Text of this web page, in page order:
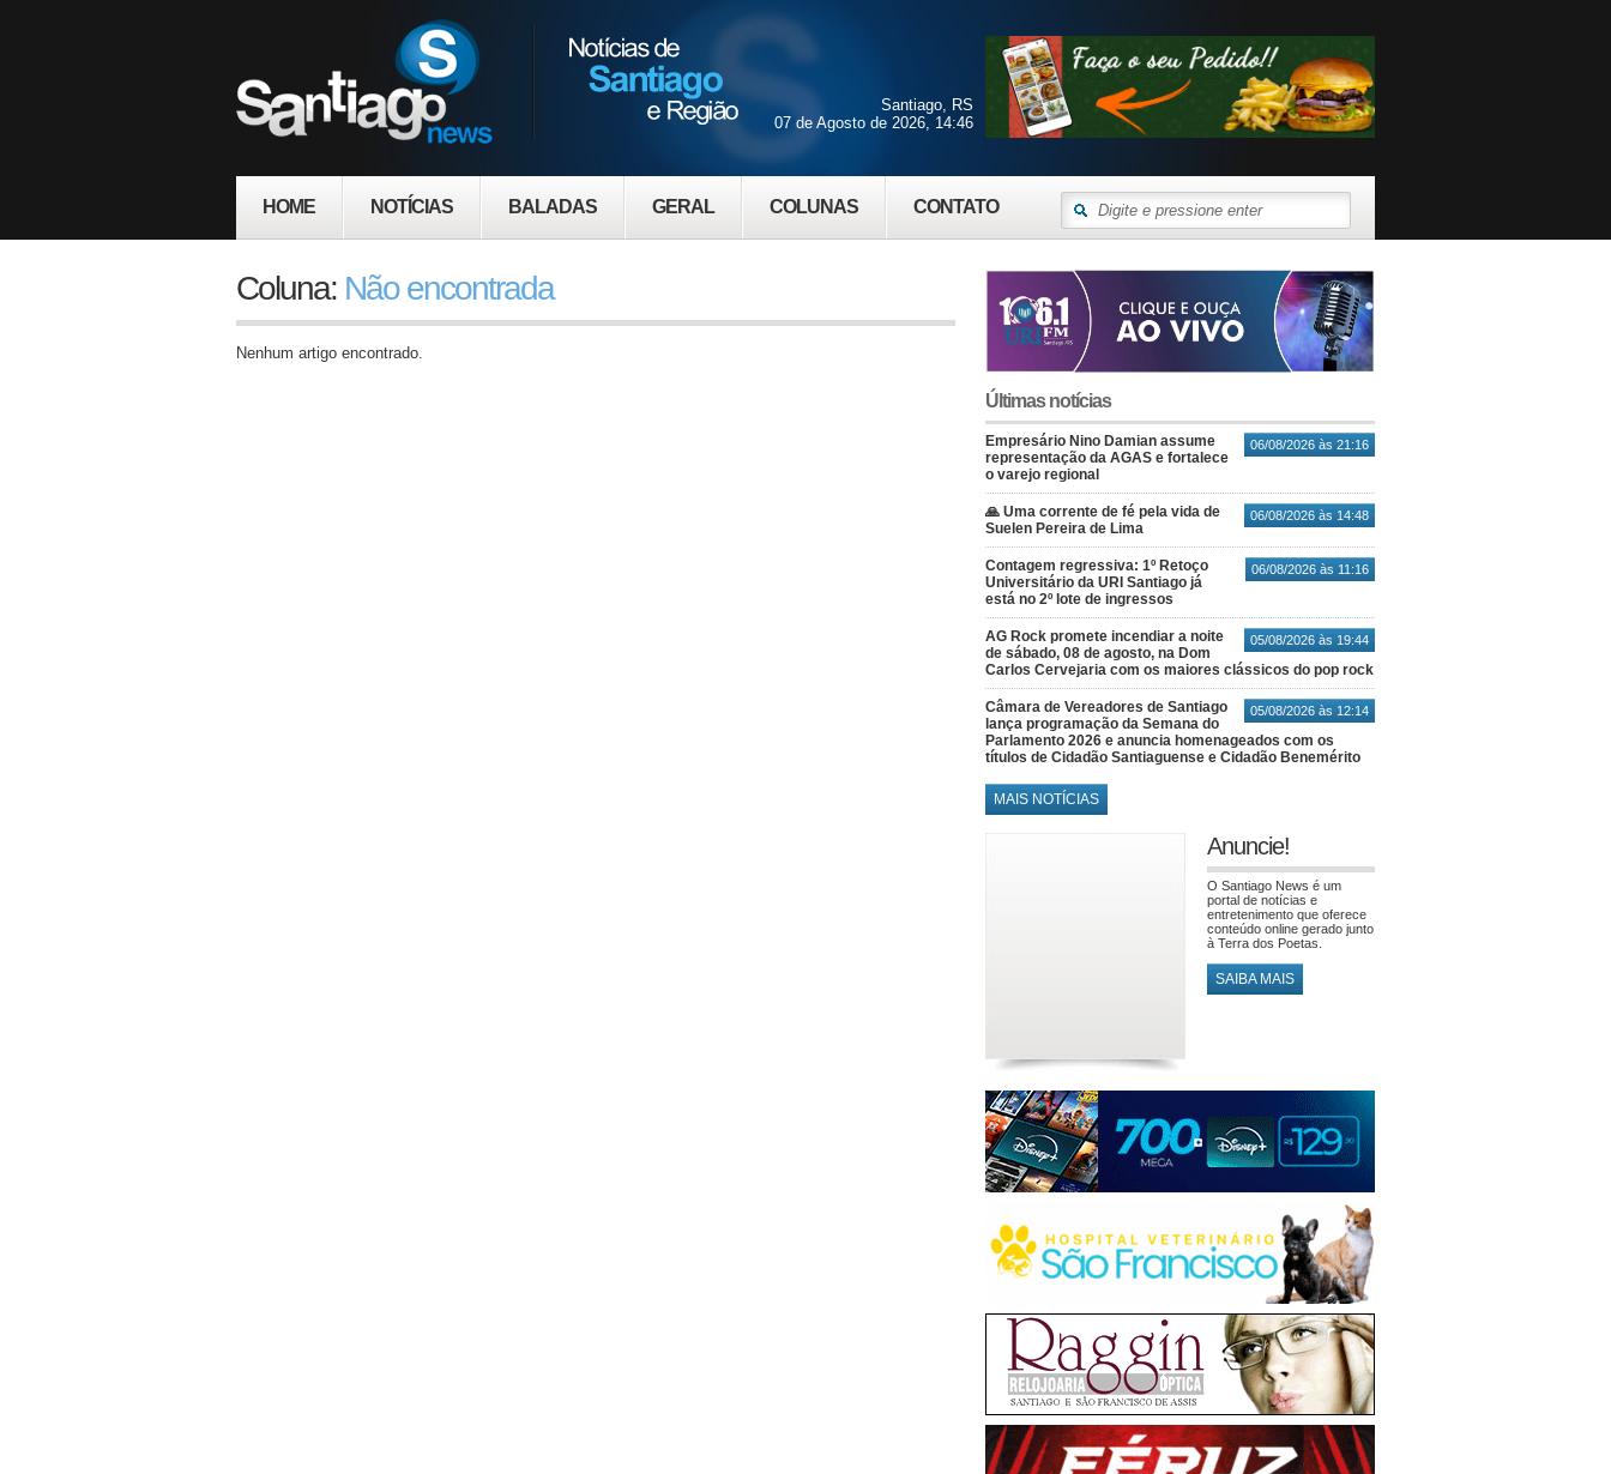
HOME NOTÍCIAS BALADAS GERAL COLUNAS CONTATO
Santiago, RS
07 de Agosto de 2026, 14:46
Coluna: Não encontrada
Nenhum artigo encontrado.
Últimas notícias
06/08/2026 às 21:16
Empresário Nino Damian assume
representação da AGAS e fortalece
o varejo regional
06/08/2026 às 14:48
🙏 Uma corrente de fé pela vida de
Suelen Pereira de Lima
06/08/2026 às 11:16
Contagem regressiva: 1º Retoço
Universitário da URI Santiago já
está no 2º lote de ingressos
05/08/2026 às 19:44
AG Rock promete incendiar a noite
de sábado, 08 de agosto, na Dom
Carlos Cervejaria com os maiores clássicos do pop rock
05/08/2026 às 12:14
Câmara de Vereadores de Santiago
lança programação da Semana do
Parlamento 2026 e anuncia homenageados com os
títulos de Cidadão Santiaguense e Cidadão Benemérito
MAIS NOTÍCIAS
Anuncie!
O Santiago News é um
portal de notícias e
entretenimento que oferece
conteúdo online gerado junto
à Terra dos Poetas.
SAIBA MAIS